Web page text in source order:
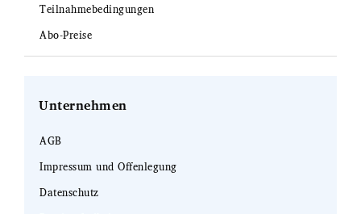
Teilnahmebedingungen
Abo-Preise
Unternehmen
AGB
Impressum und Offenlegung
Datenschutz